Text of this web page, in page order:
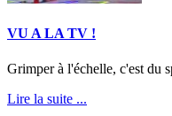
VU A LA TV !
Grimper à l'échelle, c'est du
Lire la suite ...